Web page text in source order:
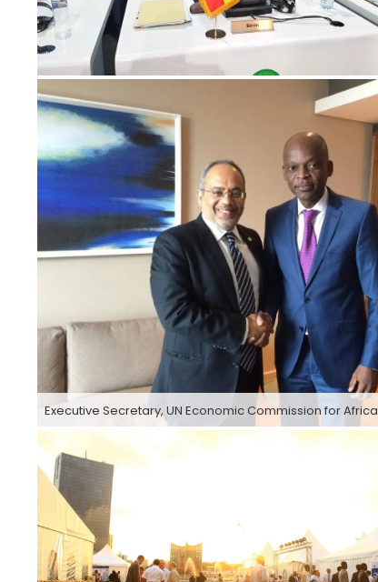
Executive Secretary, UN Economic Commission for Africa